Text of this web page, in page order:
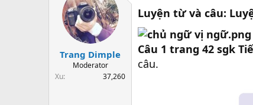
Trang Dimple
Moderator
Xu
37,260
Luyện từ và câu:
Câu 1 trang 42 sgk
câu.